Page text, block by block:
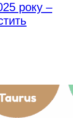
року –